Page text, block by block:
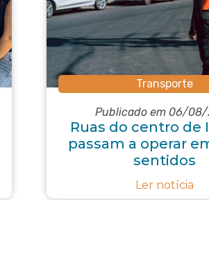
Transporte
Publicado em 06/08/
Ruas do centro de
passam a operar
sentidos
Ler notícia